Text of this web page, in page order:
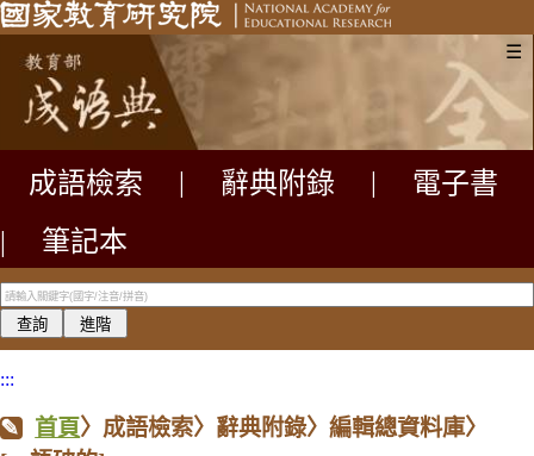
☰
成語檢索 辭典附錄
電子書
|
筆記本
:::
首頁〉成語檢索〉辭典附錄〉編輯總資料庫〉